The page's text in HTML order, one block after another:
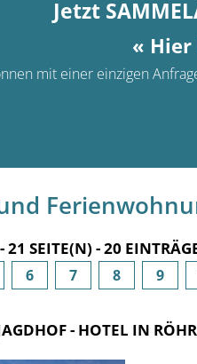
Jetzt
«
mit einer einzigen
SEITE(N) - 20
6 7 8 9
- HOTEL IN